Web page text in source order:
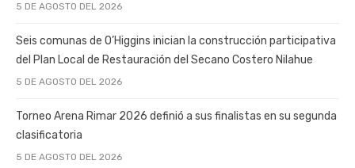
5 DE AGOSTO DEL 2026
Seis comunas de O’Higgins inician la construcción participativa
del Plan Local de Restauración del Secano Costero Nilahue
5 DE AGOSTO DEL 2026
Torneo Arena Rimar 2026 definió a sus finalistas en su segunda
clasificatoria
5 DE AGOSTO DEL 2026